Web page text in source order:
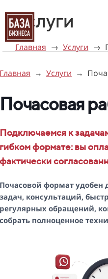
Услуги
Главная → Услуги →
Главная → Услуги →
Почасовая
Подключаемся к
гибком формате: вы
фактически
Почасовой формат удобен
задач, консультаций,
регулярных обращений,
собрать полноценное